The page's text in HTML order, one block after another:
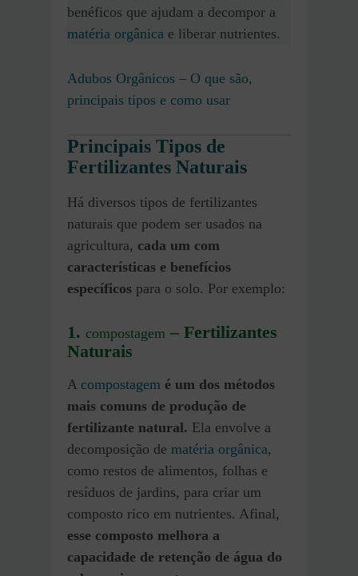
benéficos que ajudam a decompor a
matéria orgânica e liberar nutrientes.
Adubos Orgânicos – O que são,
principais tipos e como usar
Principais Tipos de
Fertilizantes Naturais
Há diversos tipos de fertilizantes
naturais que podem ser usados na
agricultura, cada um com
características e benefícios
específicos para o solo. Por exemplo:
1. compostagem – Fertilizantes
Naturais
A compostagem é um dos métodos
mais comuns de produção de
fertilizante natural. Ela envolve a
decomposição de matéria orgânica,
como restos de alimentos, folhas e
resíduos de jardins, para criar um
composto rico em nutrientes. Afinal,
esse composto melhora a
capacidade de retenção de água do